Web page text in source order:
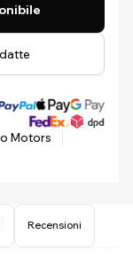
Motors
Recensioni